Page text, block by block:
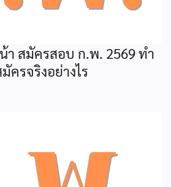
า สมัครสอบ ก.พ. 2569 ทำ
ครจริงอย่างไร